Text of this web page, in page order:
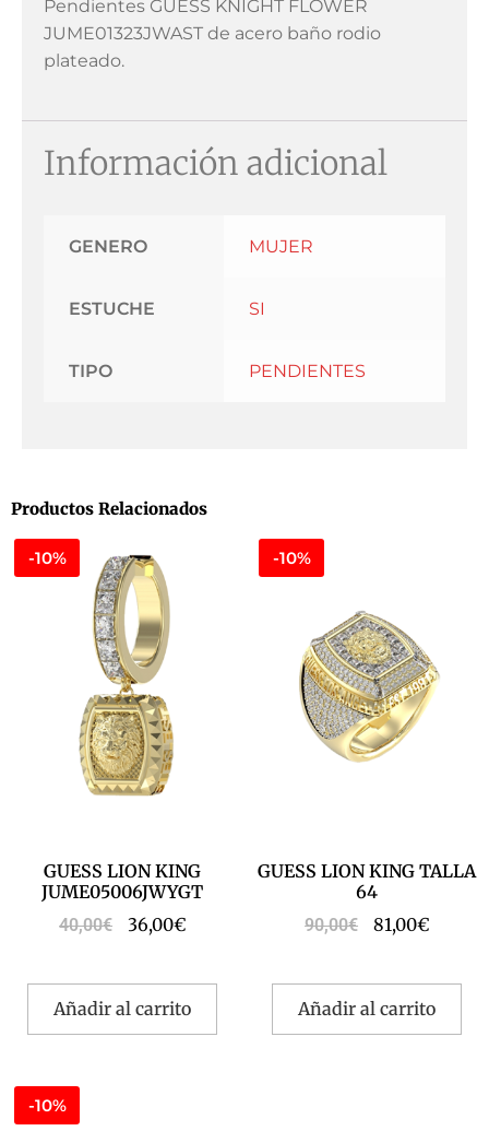
Pendientes GUESS KNIGHT FLOWER
JUME01323JWAST de acero baño rodio
plateado.
Información adicional
GENERO MUJER
ESTUCHE SI
TIPO PENDIENTES
Productos Relacionados
-10%
GUESS LION KING
JUME05006JWYGT
40,00€ 36,00€
Añadir al carrito
-10%
GUESS LION KING TALLA
64
90,00€ 81,00€
Añadir al carrito
-10%